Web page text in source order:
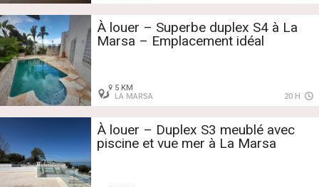
À louer – Superbe duplex S4 à La
Marsa – Emplacement idéal
5 KM
LA MARSA
20 H
À louer – Duplex S3 meublé avec
piscine et vue mer à La Marsa